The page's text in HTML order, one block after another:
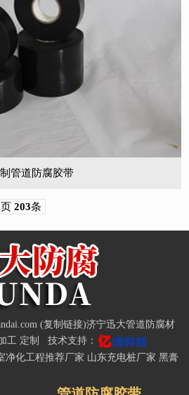
管道防腐胶带
页 203条
(复制链接)济宁迅大管道防腐材
工 定制
技术支持：
净化工程推荐厂家 山东充电桩厂家 黑膏